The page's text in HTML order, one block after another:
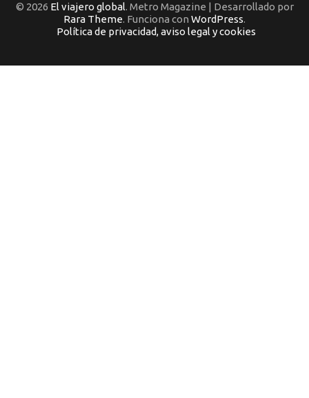
© 2026 El viajero global. Metro Magazine | Desarrollado por
Rara Theme. Funciona con WordPress.
Política de privacidad, aviso legal y cookies